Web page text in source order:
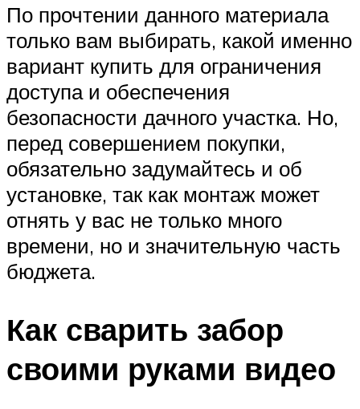
По прочтении данного материала
только вам выбирать, какой именно
вариант купить для ограничения
доступа и обеспечения
безопасности дачного участка. Но,
перед совершением покупки,
обязательно задумайтесь и об
установке, так как монтаж может
отнять у вас не только много
времени, но и значительную часть
бюджета.
Как сварить забор
своими руками видео